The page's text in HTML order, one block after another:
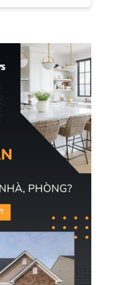
tại Vương quốc Anh đã
Anh vừa mở cổng ứng
tuyển dành riêng ứng
viên Việt Nam, hỗ trợ
toàn bộ chi phí học tập
cùng nhiều quyền lợi
trong suốt một năm